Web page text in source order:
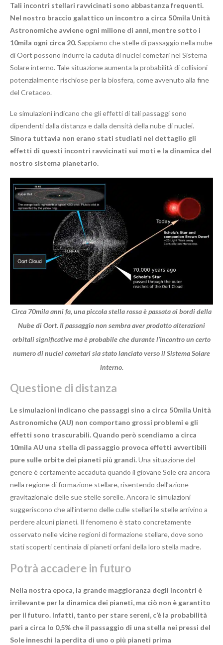
Tali incontri stellari ravvicinati sono abbastanza frequenti.
Nel nostro braccio galattico un incontro a circa 50mila Unità
Astronomiche avviene ogni milione di anni, mentre sotto i
10mila ogni circa 20.Sappiamo che stelle di passaggio nella nube
di Oort possono indurre la caduta di nuclei cometari nel Sistema
Solare interno. Tale situazione aumenta la probabilità di collisioni
potenzialmente rischiose per la biosfera, come avvenuto alla fine
del Cretaceo.
Le simulazioni indicano che gli effetti di tali passaggi sono
dipendenti dalla distanza e dalla densità della nube di nuclei.
Sinora tuttavia non erano stati studiati nel dettaglio gli
effetti di questi incontri ravvicinati sui moti e la dinamica del
nostro sistema planetario.
Circa 70mila anni fa, una piccola stella rossa è passata ai bordi della
Nube di Oort. Il passaggio non sembra aver prodotto alterazioni
orbitali significative ma è probabile che durante l’incontro un certo
numero di nuclei cometari sia stato lanciato verso il Sistema Solare
interno.
Questione di distanza
Le simulazioni indicano che passaggi sino a circa 50mila Unità
Astronomiche (AU) non comportano grossi problemi e gli
effetti sono trascurabili. Quando però scendiamo a circa
10mila AU una stella di passaggio provoca effetti avvertibili
pure sulle orbite dei pianeti più grandi.Una situazione del
genere è certamente accaduta quando il giovane Sole era ancora
nella regione di formazione stellare, risentendo dell’azione
gravitazionale delle sue stelle sorelle. Ancora le simulazioni
suggeriscono che all’interno delle culle stellari le stelle arrivino a
perdere alcuni pianeti. Il fenomeno è stato concretamente
osservato nelle vicine regioni di formazione stellare, dove sono
stati scoperti centinaia di pianeti orfani della loro stella madre.
Potrà accadere in futuro
Nella nostra epoca, la grande maggioranza degli incontri è
irrilevante per la dinamica dei pianeti, ma ciò non è garantito
per il futuro. Infatti, tanto per stare sereni, c’è la probabilità
pari a circa lo 0,5% che il passaggio di una stella nei pressi del
Sole inneschi la perdita di uno o più pianeti prima